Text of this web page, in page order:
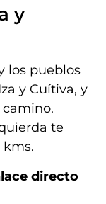
y
los pueblos
y Cuítiva, y
te
kms.
directo